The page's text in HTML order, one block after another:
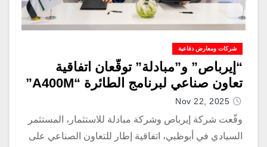
شركات ومعارض دفاعية
“إيرباص” و”مبادلة” توقّعان اتفاقية
تعاون صناعي لبرنامج الطائرة “A400M”
Nov 22, 2025
وقّعت شركة إيرباص وشركة مبادلة للاستثمار، المستثمر
السيادي في أبوظبي، اتفاقية إطار للتعاون الصناعي على